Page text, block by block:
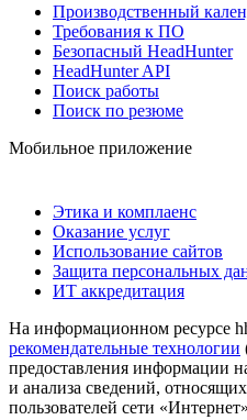
Производственный
Требования к ПО
Безопасный HeadHunter
HeadHunter API
Поиск работы
Поиск по резюме
Мобильное приложение
Этика и комплаенс
Оказание услуг
Использование сайтов
Защита персональных
ИТ аккредитация
На информационном ресурсе
рекомендательные технологии
предоставления информации
и анализа сведений,
пользователей сети